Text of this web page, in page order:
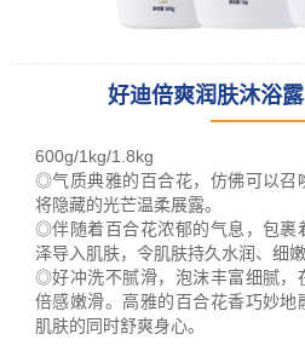
好迪倍爽润肤沐浴露
and
600g/1kg/1.8kg
◎气质典雅的百合花，仿佛可以召
将隐藏的光芒温柔展露。
◎伴随着百合花浓郁的气息，包裹
泽导入肌肤，令肌肤持久水润、细嫩
◎好冲洗不腻滑，泡沫丰富细腻
倍感嫩滑。高雅的百合花香巧妙地
肌肤的同时舒爽身心。